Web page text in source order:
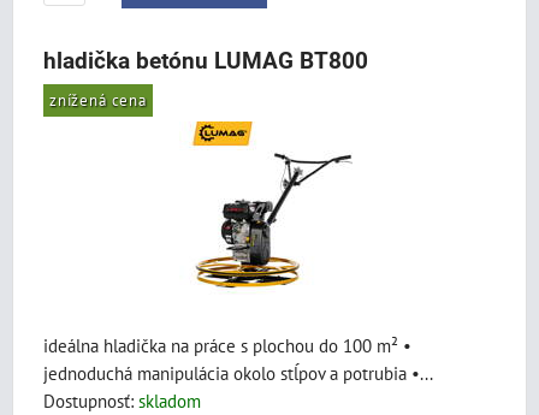
hladička betónu LUMAG BT800
znížená cena
ideálna hladička na práce s plochou do 100 m² •
jednoduchá manipulácia okolo stĺpov a potrubia •...
Dostupnosť: skladom